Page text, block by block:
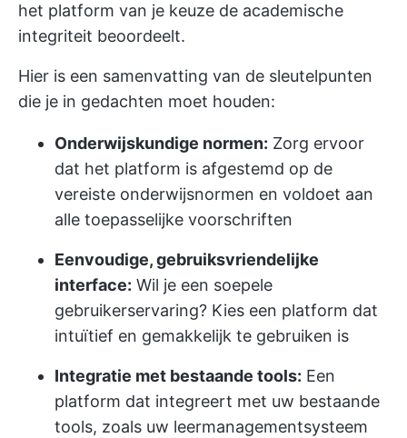
het platform van je keuze de academische
integriteit beoordeelt.
Hier is een samenvatting van de sleutelpunten
die je in gedachten moet houden:
Onderwijskundige normen: Zorg ervoor
dat het platform is afgestemd op de
vereiste onderwijsnormen en voldoet aan
alle toepasselijke voorschriften
Eenvoudige, gebruiksvriendelijke
interface: Wil je een soepele
gebruikerservaring? Kies een platform dat
intuïtief en gemakkelijk te gebruiken is
Integratie met bestaande tools: Een
platform dat integreert met uw bestaande
tools, zoals uw leermanagementsysteem